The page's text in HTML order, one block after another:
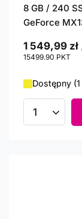
8 GB / 240
GeForce
1 549,99 zł
15499.90 PKT
Dostępny
Ilość